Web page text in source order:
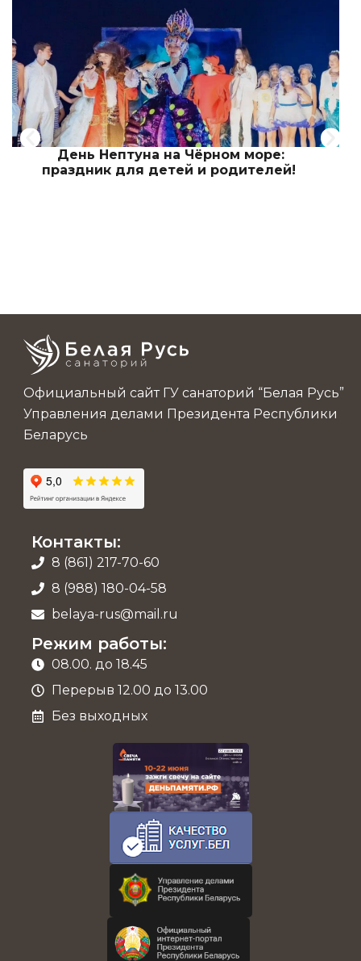
День Нептуна на Чёрном море:
праздник для детей и родителей!
Официальный сайт ГУ санаторий “Белая Русь”
Управления делами Президента Республики
Беларусь
Контакты:
8 (861) 217-70-60
8 (988) 180-04-58
belaya-rus@mail.ru
Режим работы:
08.00. до 18.45
Перерыв 12.00 до 13.00
Без выходных